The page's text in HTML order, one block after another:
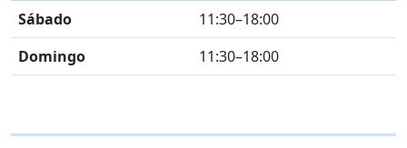
Sábado
11:30–18:00
Domingo
11:30–18:00